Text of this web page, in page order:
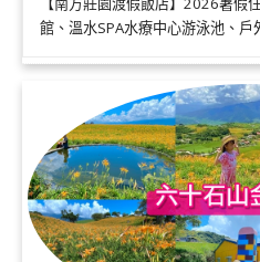
館、溫水SPA水療中心游泳池、戶